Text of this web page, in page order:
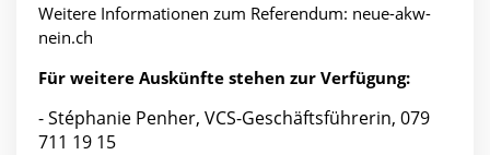
Weitere Informationen zum Referendum: neue-akw-
nein.ch
Für weitere Auskünfte stehen zur Verfügung:
- Stéphanie Penher, VCS-Geschäftsführerin, 079
711 19 15